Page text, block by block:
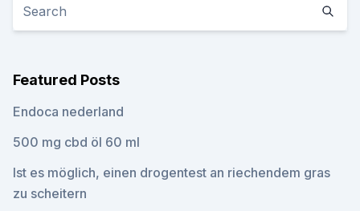
Featured Posts
Endoca nederland
500 mg cbd öl 60 ml
Ist es möglich, einen drogentest an riechendem gras
zu scheitern